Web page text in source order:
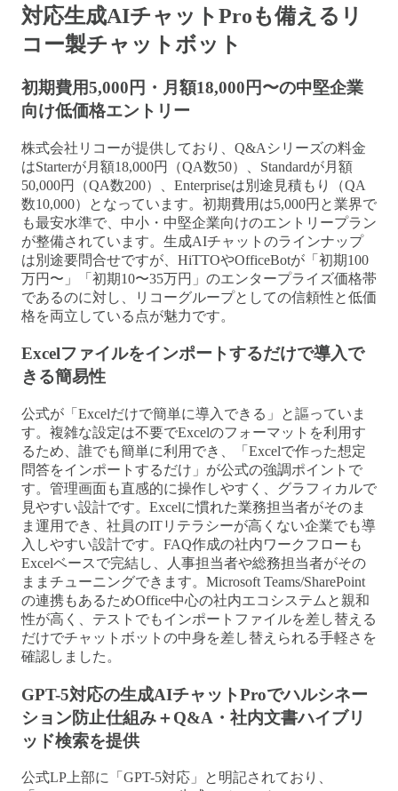
対応生成AIチャットProも備えるリ
コー製チャットボット
初期費用5,000円・月額18,000円〜の中堅企業
向け低価格エントリー
株式会社リコーが提供しており、Q&Aシリーズの料金
はStarterが月額18,000円（QA数50）、Standardが月額
50,000円（QA数200）、Enterpriseは別途見積もり（QA
数10,000）となっています。初期費用は5,000円と業界で
も最安水準で、中小・中堅企業向けのエントリープラン
が整備されています。生成AIチャットのラインナップ
は別途要問合せですが、HiTTOやOfficeBotが「初期100
万円〜」「初期10〜35万円」のエンタープライズ価格帯
であるのに対し、リコーグループとしての信頼性と低価
格を両立している点が魅力です。
Excelファイルをインポートするだけで導入で
きる簡易性
公式が「Excelだけで簡単に導入できる」と謳っていま
す。複雑な設定は不要でExcelのフォーマットを利用す
るため、誰でも簡単に利用でき、「Excelで作った想定
問答をインポートするだけ」が公式の強調ポイントで
す。管理画面も直感的に操作しやすく、グラフィカルで
見やすい設計です。Excelに慣れた業務担当者がそのま
ま運用でき、社員のITリテラシーが高くない企業でも導
入しやすい設計です。FAQ作成の社内ワークフローも
Excelベースで完結し、人事担当者や総務担当者がその
ままチューニングできます。Microsoft Teams/SharePoint
の連携もあるためOffice中心の社内エコシステムと親和
性が高く、テストでもインポートファイルを差し替える
だけでチャットボットの中身を差し替えられる手軽さを
確認しました。
GPT-5対応の生成AIチャットProでハルシネー
ション防止仕組み＋Q&A・社内文書ハイブリ
ッド検索を提供
公式LP上部に「GPT-5対応」と明記されており、